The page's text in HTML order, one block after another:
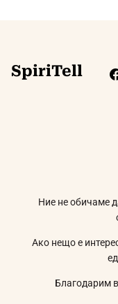
SpiriTell
Ние не обичаме
Ако нещо е
Благодарим